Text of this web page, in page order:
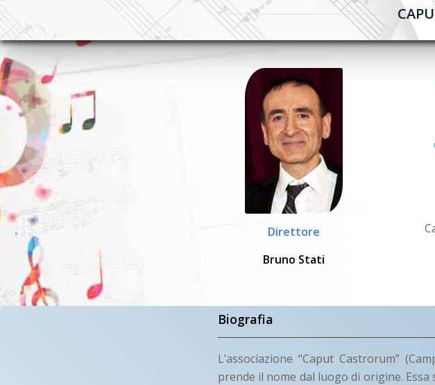
Direttore
Bruno Stati
Biografia
L’associazione “Caput Castrorum”
prende il nome dal luogo di origine.